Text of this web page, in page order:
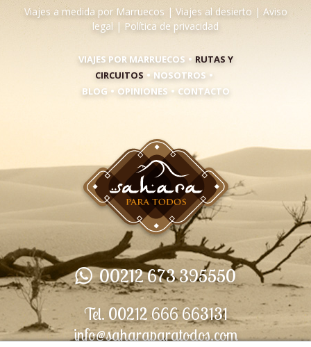
Viajes a medida por Marruecos | Viajes al desierto | Aviso
legal | Política de privacidad
VIAJES POR MARRUECOS • RUTAS Y
CIRCUITOS • NOSOTROS •
BLOG • OPINIONES • CONTACTO
00212 673 395550
Tel. 00212 666 663131
info@saharaparatodos.com